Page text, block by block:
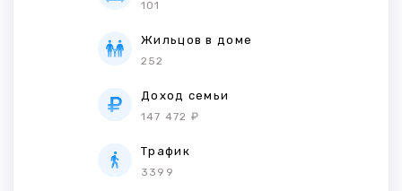
101
Жильцов в доме
252
Доход семьи
147 472 ₽
Трафик
3399